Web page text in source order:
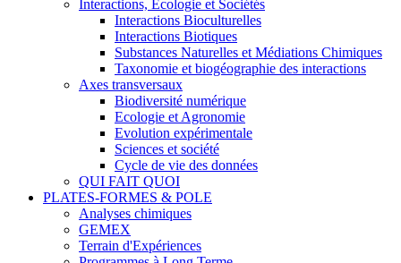
Interactions, Ecologie et Sociétés
Interactions Bioculturelles
Interactions Biotiques
Substances Naturelles et Médiations Chimiques
Taxonomie et biogéographie des interactions
Axes transversaux
Biodiversité numérique
Ecologie et Agronomie
Evolution expérimentale
Sciences et société
Cycle de vie des données
QUI FAIT QUOI
PLATES-FORMES & POLE
Analyses chimiques
GEMEX
Terrain d'Expériences